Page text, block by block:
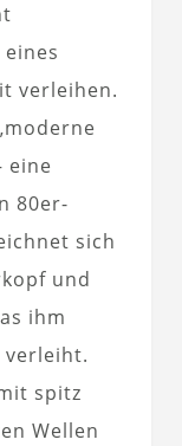
verleihen.
eine
80er-
sich
und
ihm
verleiht.
spitz
Wellen